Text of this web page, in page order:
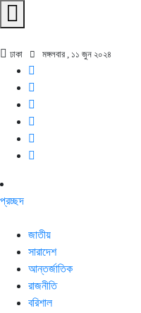
ঢাকা মঙ্গলবার , ১১ জুন ২০২৪
প্রচ্ছদ
জাতীয়
সারাদেশ
আন্তর্জাতিক
রাজনীতি
বরিশাল